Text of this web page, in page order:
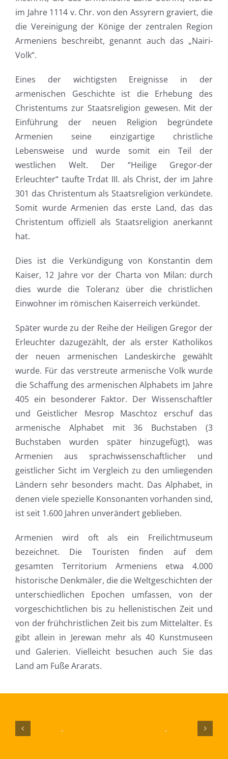
im Jahre 1114 v. Chr. von den Assyrern graviert, die
die Vereinigung der Könige der zentralen Region
Armeniens beschreibt, genannt auch das „Nairi-
Volk“.
Eines der wichtigsten Ereignisse in der
armenischen Geschichte ist die Erhebung des
Christentums zur Staatsreligion gewesen. Mit der
Einführung der neuen Religion begründete
Armenien seine einzigartige christliche
Lebensweise und wurde somit ein Teil der
westlichen Welt. Der “Heilige Gregor-der
Erleuchter“ taufte Trdat III. als Christ, der im Jahre
301 das Christentum als Staatsreligion verkündete.
Somit wurde Armenien das erste Land, das das
Christentum offiziell als Staatsreligion anerkannt
hat.
Dies ist die Verkündigung von Konstantin dem
Kaiser, 12 Jahre vor der Charta von Milan: durch
dies wurde die Toleranz über die christlichen
Einwohner im römischen Kaiserreich verkündet.
Später wurde zu der Reihe der Heiligen Gregor der
Erleuchter dazugezählt, der als erster Katholikos
der neuen armenischen Landeskirche gewählt
wurde. Für das verstreute armenische Volk wurde
die Schaffung des armenischen Alphabets im Jahre
405 ein besonderer Faktor. Der Wissenschaftler
und Geistlicher Mesrop Maschtoz erschuf das
armenische Alphabet mit 36 Buchstaben (3
Buchstaben wurden später hinzugefügt), was
Armenien aus sprachwissenschaftlicher und
geistlicher Sicht im Vergleich zu den umliegenden
Ländern sehr besonders macht. Das Alphabet, in
denen viele spezielle Konsonanten vorhanden sind,
ist seit 1.600 Jahren unverändert geblieben.
Armenien wird oft als ein Freilichtmuseum
bezeichnet. Die Touristen finden auf dem
gesamten Territorium Armeniens etwa 4.000
historische Denkmäler, die die Weltgeschichten der
unterschiedlichen Epochen umfassen, von der
vorgeschichtlichen bis zu hellenistischen Zeit und
von der frühchristlichen Zeit bis zum Mittelalter. Es
gibt allein in Jerewan mehr als 40 Kunstmuseen
und Galerien. Vielleicht besuchen auch Sie das
Land am Fuße Ararats.